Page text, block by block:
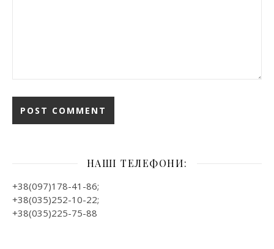
НАШІ ТЕЛЕФОНИ:
+38(097)178-41-86;
+38(035)252-10-22;
+38(035)225-75-88